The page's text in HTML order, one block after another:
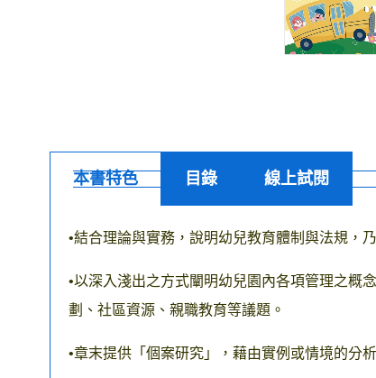
本書特色 目錄 線上試閱
•結合理論與實務，說明幼兒教育體制與法規，
•以深入淺出之方式闡明幼兒園內各項管理之概
劃、社區資源、親職教育等議題。
•章末提供「個案研究」，藉由實例或情境的分